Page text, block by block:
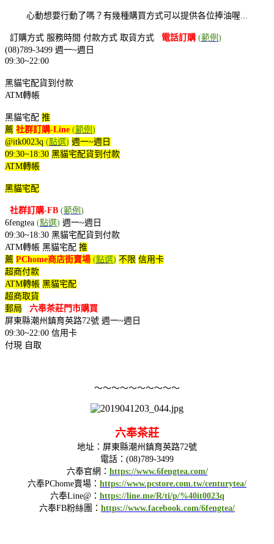
心動想要行動了嗎？有幾種購買方式可以提供各位捧油喔...
訂購方式 服務時間 付款方式 取貨方式 電話訂購 (範例 )
(08)789-3499 週一~週日
09:30~22:00
黑貓宅配貨到付款
ATM轉帳
黑貓宅配 推
薦 社群訂購-Line (範例 )
@itk0023q (點選) 週一~週日
09:30~18:30 黑貓宅配貨到付款
ATM轉帳
黑貓宅配
社群訂購-FB (範例 )
6fengtea (點選) 週一~週日
09:30~18:30 黑貓宅配貨到付款
ATM轉帳 黑貓宅配 推
薦 PChome商店街賣場 (點選) 不限 信用卡
超商付款
ATM轉帳 黑貓宅配
超商取貨
郵局
六奉茶莊門市購買
屏東縣潮州鎮育英路72號 週一~週日
09:30~22:00 信用卡
付現 自取
～～～～～～～～～～
六奉茶莊
地址：屏東縣潮州鎮育英路72號
電話： (08)789-3499
六奉官網： https://www.6fengtea.com/
六奉PChome賣場： https://www.pcstore.com.tw/centurytea/
六奉Line@： https://line.me/R/ti/p/%40it0023q
六奉FB粉絲團： https://www.facebook.com/6fengtea/